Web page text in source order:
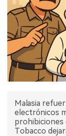
ENTREVISTA
Malasia
electrónicos
prohibiciones
Tobacco